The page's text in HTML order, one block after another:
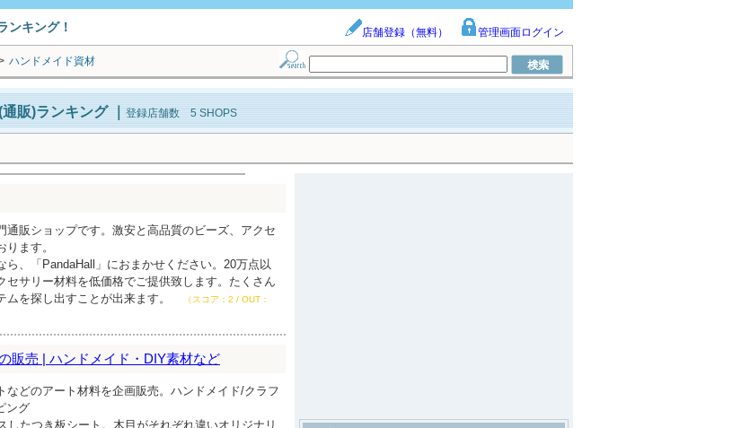
ンキング！ 店舗登録（無料） 管理画面ログイン
ハンドメイド資材
販)ランキング｜ 登録店舗数 5 SHOPS
通販ショップです。激安と高品質のビーズ、アクセ
ます。
ら、「PandaHall」におまかせください。20万点以
セサリー材料を低価格でご提供致します。たくさん
を探し出すことが出来ます。
（スコア：2 / OUT：
販売 | ハンドメイド・DIY素材など
などのアート材料を企画販売。ハンドメイド/クラフ
ング
したつき板シート。木目がそれぞれ違いオリジナリ